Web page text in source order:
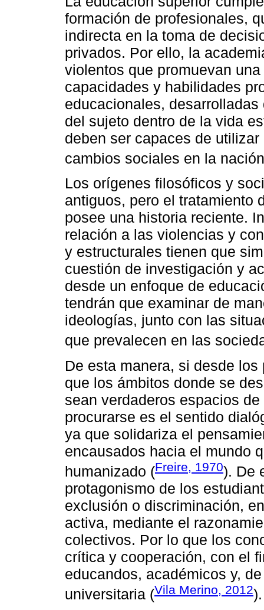
formación de profesionales,
indirecta en la toma de
privados. Por ello, la
violentos que promuevan
capacidades y habilidades
educacionales,
del sujeto dentro de la vida
deben ser capaces de
cambios sociales en la
Los orígenes filosóficos y
antiguos, pero el tratamiento
posee una historia reciente.
relación a las violencias y
y estructurales tienen que
cuestión de investigación y
desde un enfoque de
tendrán que examinar de
ideologías, junto con las
que prevalecen en las
De esta manera, si desde
que los ámbitos donde se
sean verdaderos espacios
procurarse es el sentido
ya que solidariza el
encausados hacia el mundo
humanizado (Freire, 1970). De
protagonismo de los
exclusión o discriminación,
activa, mediante el
colectivos. Por lo que los
crítica y cooperación, con el
educandos, académicos y,
universitaria (Vila Merino, 2012).